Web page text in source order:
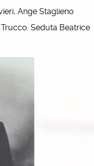
Ange Staglieno
Seduta Beatrice